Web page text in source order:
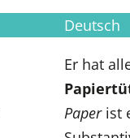
Deutsch
Er hat
Paperist